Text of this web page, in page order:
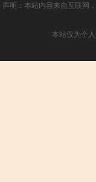
声明：本站内容来自互联网
本站仅为个